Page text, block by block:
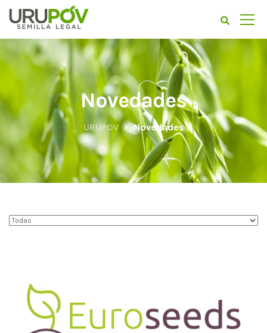
Novedades
URUPOV Novedades